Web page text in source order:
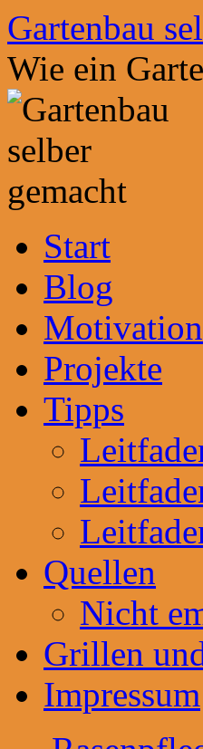
Zum
Inhalt
springen
Gartenbau
Wie ein
Start
Blog
Motivation
Projekte
Tipps
Quellen
Nicht
Grillen
Impressum